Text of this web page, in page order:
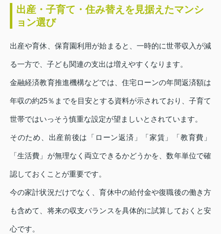
出産・子育て・住み替えを見据えたマンシ
ョン選び
出産や育休、保育園利用が始まると、一時的に世帯収入が減
る一方で、子ども関連の支出は増えやすくなります。
金融経済教育推進機構などでは、住宅ローンの年間返済額は
年収の約25％までを目安とする資料が示されており、子育て
世帯ではいっそう慎重な設定が望ましいとされています。
そのため、出産前後は「ローン返済」「家賃」「教育費」
「生活費」が無理なく両立できるかどうかを、数年単位で確
認しておくことが重要です。
今の家計状況だけでなく、育休中の給付金や復職後の働き方
も含めて、将来の収支バランスを具体的に試算しておくと安
心です。